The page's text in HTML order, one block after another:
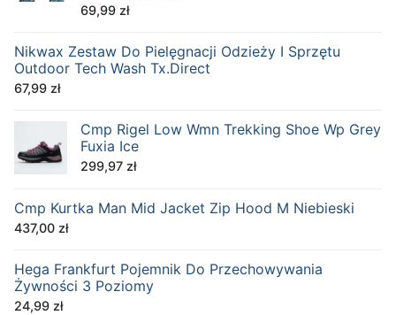
69,99 zł
Nikwax Zestaw Do Pielęgnacji Odzieży I Sprzętu
Outdoor Tech Wash Tx.Direct
67,99 zł
Cmp Rigel Low Wmn Trekking Shoe Wp Grey
Fuxia Ice
299,97 zł
Cmp Kurtka Man Mid Jacket Zip Hood M Niebieski
437,00 zł
Hega Frankfurt Pojemnik Do Przechowywania
Żywności 3 Poziomy
24,99 zł